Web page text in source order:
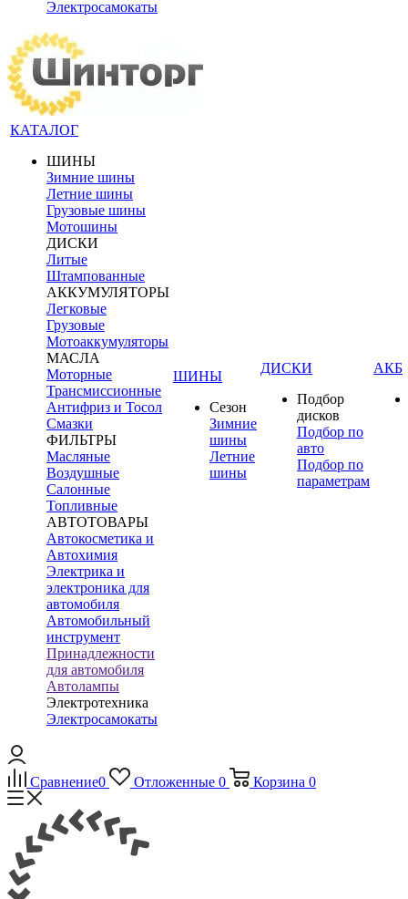
Электросамокаты
КАТАЛОГ
ШИНЫ
Зимние шины
Летние шины
Грузовые шины
Мотошины
ДИСКИ
Литые
Штампованные
АККУМУЛЯТОРЫ
Легковые
Грузовые
Мотоаккумуляторы
МАСЛА
Моторные
Трансмиссионные
Антифриз и Тосол
Смазки
ФИЛЬТРЫ
Масляные
Воздушные
Салонные
Топливные
АВТОТОВАРЫ
Автокосметика и
Автохимия
Электрика и
электроника для
автомобиля
Автомобильный
инструмент
Принадлежности
для автомобиля
Автолампы
Электротехника
Электросамокаты
ШИНЫ
Сезон
Зимние
шины
Летние
шины
ДИСКИ
Подбор
дисков
Подбор по
авто
Подбор по
параметрам
АКБ
Сравнение0 Отложенные 0 Корзина 0